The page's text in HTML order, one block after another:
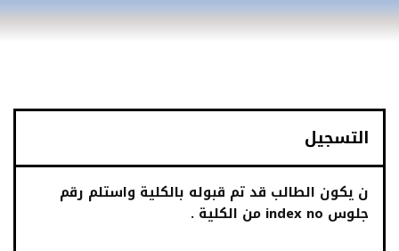
التسجيل
ن يكون الطالب قد تم قبوله بالكلية واستلم رقم
جلوس index no من الكلية .